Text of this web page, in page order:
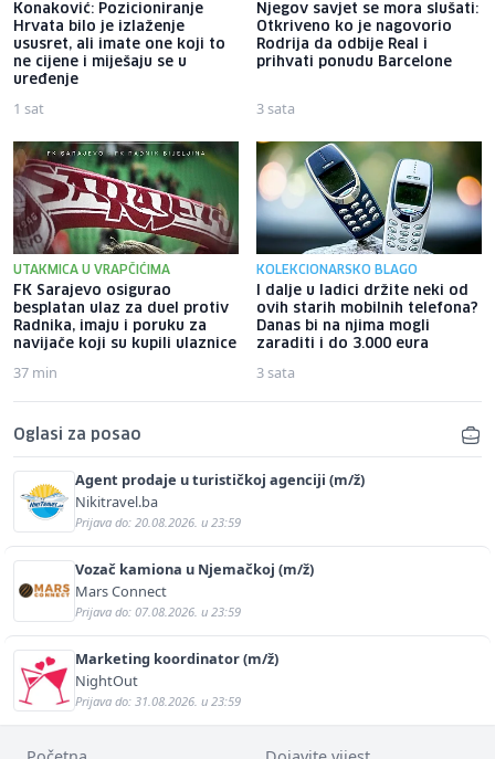
Konaković: Pozicioniranje
Hrvata bilo je izlaženje
ususret, ali imate one koji to
ne cijene i miješaju se u
uređenje
1 sat
Njegov savjet se mora slušati:
Otkriveno ko je nagovorio
Rodrija da odbije Real i
prihvati ponudu Barcelone
3 sata
UTAKMICA U VRAPČIĆIMA
FK Sarajevo osigurao
besplatan ulaz za duel protiv
Radnika, imaju i poruku za
navijače koji su kupili ulaznice
37 min
KOLEKCIONARSKO BLAGO
I dalje u ladici držite neki od
ovih starih mobilnih telefona?
Danas bi na njima mogli
zaraditi i do 3.000 eura
3 sata
Oglasi za posao
Agent prodaje u turističkoj agenciji (m/ž)
Nikitravel.ba
Prijava do: 20.08.2026. u 23:59
Vozač kamiona u Njemačkoj (m/ž)
Mars Connect
Prijava do: 07.08.2026. u 23:59
Marketing koordinator (m/ž)
NightOut
Prijava do: 31.08.2026. u 23:59